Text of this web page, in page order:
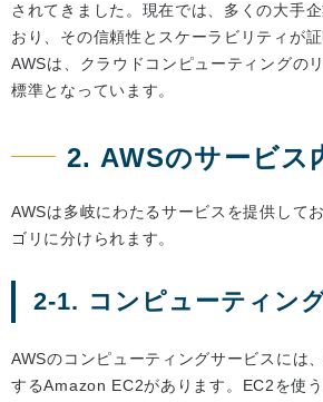
されてきました。現在では、多くの大手
おり、その信頼性とスケーラビリティが証
AWSは、クラウドコンピューティングの
標準となっています。
2. AWSのサービス
AWSは多岐にわたるサービスを提供して
ゴリに分けられます。
2-1. コンピューティン
AWSのコンピューティングサービスには
するAmazon EC2があります。EC2を使